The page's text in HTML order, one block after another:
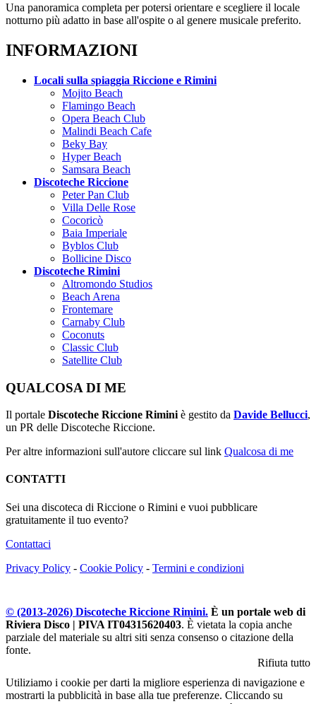
Una panoramica completa per potersi orientare e scegliere il locale
notturno più adatto in base all'ospite o al genere musicale preferito.
INFORMAZIONI
Locali sulla spiaggia Riccione e Rimini
Mojito Beach
Flamingo Beach
Opera Beach Club
Malindi Beach Cafe
Beky Bay
Hyper Beach
Samsara Beach
Discoteche Riccione
Peter Pan Club
Villa Delle Rose
Cocoricò
Baia Imperiale
Byblos Club
Bollicine Disco
Discoteche Rimini
Altromondo Studios
Beach Arena
Frontemare
Carnaby Club
Coconuts
Classic Club
Satellite Club
QUALCOSA DI ME
Il portale Discoteche Riccione Rimini è gestito da Davide Bellucci,
un PR delle Discoteche Riccione.
Per altre informazioni sull'autore cliccare sul link Qualcosa di me
CONTATTI
Sei una discoteca di Riccione o Rimini e vuoi pubblicare
gratuitamente il tuo evento?
Contattaci
Privacy Policy - Cookie Policy - Termini e condizioni
© (2013-2026) Discoteche Riccione Rimini. È un portale web di
Riviera Disco | PIVA IT04315620403. È vietata la copia anche
parziale del materiale su altri siti senza consenso o citazione della
fonte.
Rifiuta tutto
Utiliziamo i cookie per darti la migliore esperienza di navigazione e
mostrarti la pubblicità in base alla tue preferenze. Cliccando su